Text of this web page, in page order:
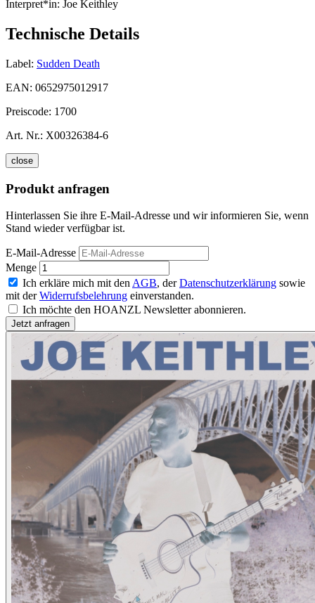
Interpret*in: Joe Keithley
Technische Details
Label: Sudden Death
EAN: 0652975012917
Preiscode: 1700
Art. Nr.: X00326384-6
close
Produkt anfragen
Hinterlassen Sie ihre E-Mail-Adresse und wir informieren Sie, wenn
Stand wieder verfügbar ist.
E-Mail-Adresse
Menge
Ich erkläre mich mit den AGB, derDatenschutzerklärung sowie
mit derWiderrufsbelehrung einverstanden.
Ich möchte den HOANZL Newsletter abonnieren.